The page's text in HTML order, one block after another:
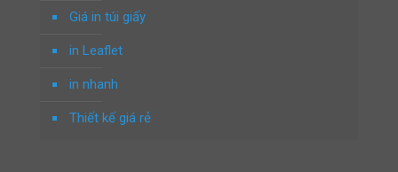
Giá in túi giấy
in Leaflet
in nhanh
Thiết kế giá rẻ